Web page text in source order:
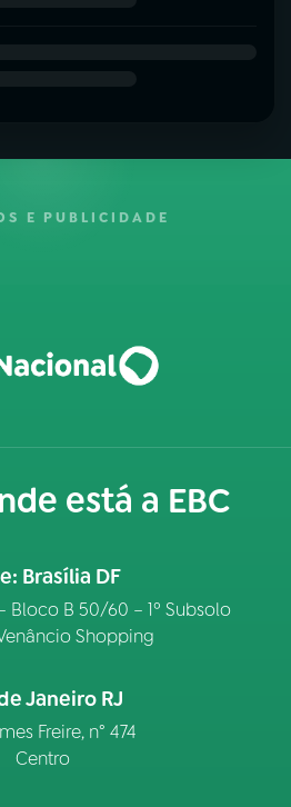
E PUBLICIDADE
está a EBC
Brasília DF
Bloco B 50/60 – 1º Subsolo
Shopping
Janeiro RJ
Freire, n° 474
Centro